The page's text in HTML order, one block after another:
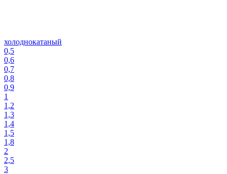
холоднокатаный
0,5
0,6
0,7
0,8
0,9
1
1,2
1,3
1,4
1,5
1,8
2
2,5
3